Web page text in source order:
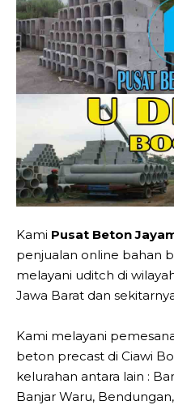
Kami Pusat Beton
penjualan online bahan
melayani uditch di
Jawa Barat dan
Kami melayani
beton precast di Ciawi
kelurahan antara lain :
Banjar Waru,